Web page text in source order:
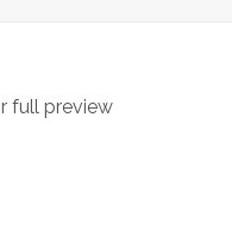
full preview